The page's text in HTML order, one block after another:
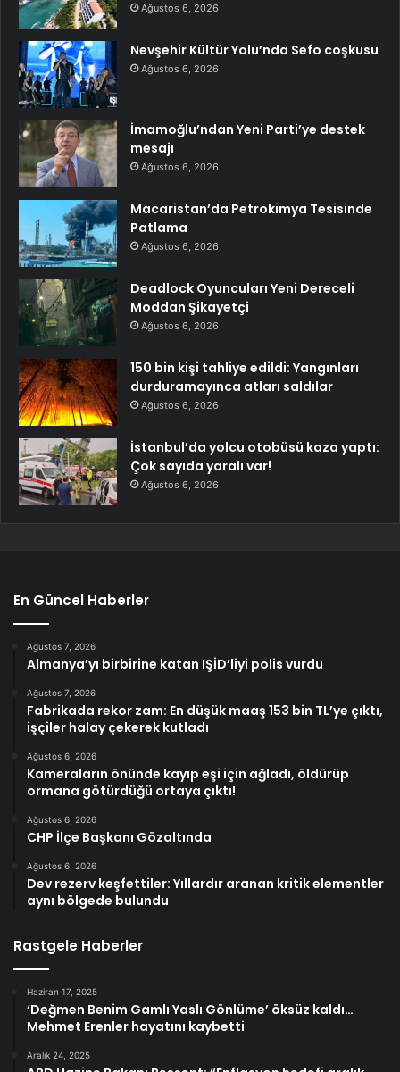
Ağustos 6, 2026
Nevşehir Kültür Yolu’nda Sefo coşkusu
Ağustos 6, 2026
İmamoğlu’ndan Yeni Parti’ye destek
mesajı
Ağustos 6, 2026
Macaristan’da Petrokimya Tesisinde
Patlama
Ağustos 6, 2026
Deadlock Oyuncuları Yeni Dereceli
Moddan Şikayetçi
Ağustos 6, 2026
150 bin kişi tahliye edildi: Yangınları
durduramayınca atları saldılar
Ağustos 6, 2026
İstanbul’da yolcu otobüsü kaza yaptı:
Çok sayıda yaralı var!
Ağustos 6, 2026
En Güncel Haberler
Ağustos 7, 2026
Almanya’yı birbirine katan IŞİD’liyi polis vurdu
Ağustos 7, 2026
Fabrikada rekor zam: En düşük maaş 153 bin TL’ye çıktı,
işçiler halay çekerek kutladı
Ağustos 6, 2026
Kameraların önünde kayıp eşi için ağladı, öldürüp
ormana götürdüğü ortaya çıktı!
Ağustos 6, 2026
CHP İlçe Başkanı Gözaltında
Ağustos 6, 2026
Dev rezerv keşfettiler: Yıllardır aranan kritik elementler
aynı bölgede bulundu
Rastgele Haberler
Haziran 17, 2025
‘Değmen Benim Gamlı Yaslı Gönlüme’ öksüz kaldı…
Mehmet Erenler hayatını kaybetti
Aralık 24, 2025